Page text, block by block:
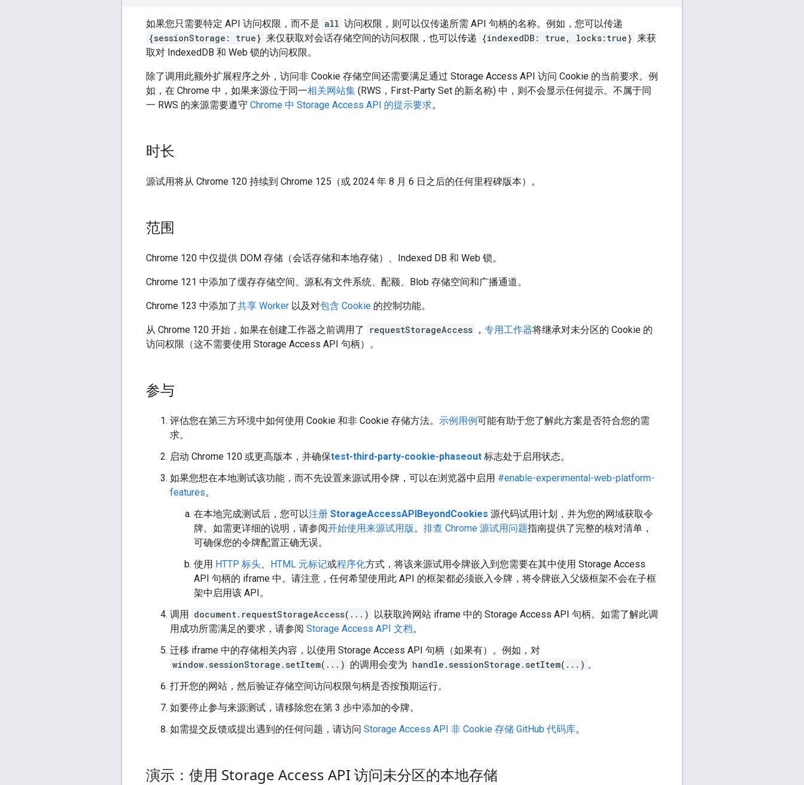
如果您只需要特定 API 访问权限，而不是 all 访问权限，则可以仅传递所需 API 句柄的名称。例如，您可以传递
{sessionStorage: true} 来仅获取对会话存储空间的访问权限，也可以传递 {indexedDB: true, locks:true} 来获
取对 IndexedDB 和 Web 锁的访问权限。
除了调用此额外扩展程序之外，访问非 Cookie 存储空间还需要满足通过 Storage Access API 访问 Cookie 的当前要求。例
如，在 Chrome 中，如果来源位于同一相关网站集 (RWS，First-Party Set 的新名称) 中，则不会显示任何提示。不属于同
一 RWS 的来源需要遵守 Chrome 中 Storage Access API 的提示要求。
时长
源试用将从 Chrome 120 持续到 Chrome 125（或 2024 年 8 月 6 日之后的任何里程碑版本）。
范围
Chrome 120 中仅提供 DOM 存储（会话存储和本地存储）、Indexed DB 和 Web 锁。
Chrome 121 中添加了缓存存储空间、源私有文件系统、配额、Blob 存储空间和广播通道。
Chrome 123 中添加了共享 Worker 以及对包含 Cookie 的控制功能。
从 Chrome 120 开始，如果在创建工作器之前调用了 requestStorageAccess ， 专用工作器将继承对未分区的 Cookie 的
访问权限（这不需要使用 Storage Access API 句柄）。
参与
评估您在第三方环境中如何使用 Cookie 和非 Cookie 存储方法。 示例用例可能有助于您了解此方案是否符合您的需
求。
启动 Chrome 120 或更高版本，并确保test-third-party-cookie-phaseout 标志处于启用状态。
如果您想在本地测试该功能，而不先设置来源试用令牌，可以在浏览器中启用 #enable-experimental-web-platform-
features。
在本地完成测试后，您可以注册 StorageAccessAPIBeyondCookies 源代码试用计划，并为您的网域获取令
牌。如需更详细的说明，请参阅开始使用来源试用版。 排查 Chrome 源试用问题指南提供了完整的核对清单，
可确保您的令牌配置正确无误。
使用 HTTP 标头、 HTML 元标记或程序化方式，将该来源试用令牌嵌入到您需要在其中使用 Storage Access
API 句柄的 iframe 中。请注意，任何希望使用此 API 的框架都必须嵌入令牌，将令牌嵌入父级框架不会在子框
架中启用该 API。
调用
document.requestStorageAccess(...) 以获取跨网站 iframe 中的 Storage Access API 句柄。如需了解此调
用成功所需满足的要求，请参阅 Storage Access API 文档。
迁移 iframe 中的存储相关内容，以使用 Storage Access API 句柄（如果有）。例如，对
window.sessionStorage.setItem(...) 的调用会变为 handle.sessionStorage.setItem(...) 。
打开您的网站，然后验证存储空间访问权限句柄是否按预期运行。
如要停止参与来源测试，请移除您在第 3 步中添加的令牌。
如需提交反馈或提出遇到的任何问题，请访问 Storage Access API 非 Cookie 存储 GitHub 代码库。
演示：使用 Storage Access API 访问未分区的本地存储